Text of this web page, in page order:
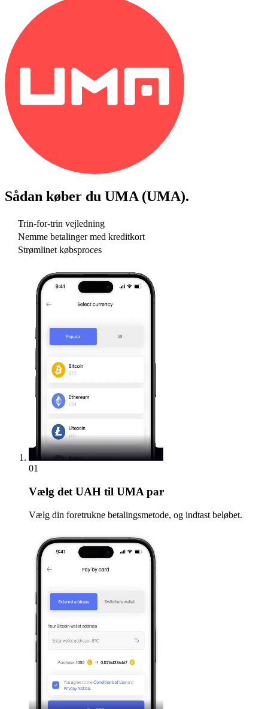
Sådan køber du UMA (UMA).
Trin-for-trin vejledning
Nemme betalinger med kreditkort
Strømlinet købsproces
01
Vælg det UAH til UMA par
Vælg din foretrukne betalingsmetode, og indtast beløbet.